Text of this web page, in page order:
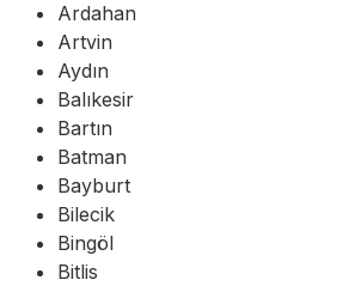
Ardahan
Artvin
Aydın
Balıkesir
Bartın
Batman
Bayburt
Bilecik
Bingöl
Bitlis